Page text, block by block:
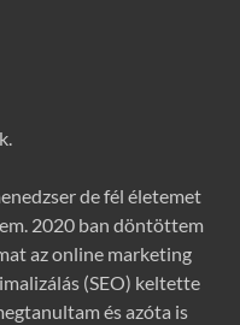
de fél életemet
2020 ban döntöttem
az online marketing
(SEO) keltette
és azóta is